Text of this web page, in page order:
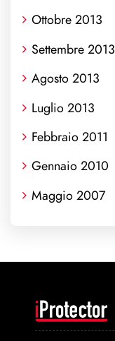
Ottobre 2013
Settembre 2013
Agosto 2013
Luglio 2013
Febbraio 2011
Gennaio 2010
Maggio 2007